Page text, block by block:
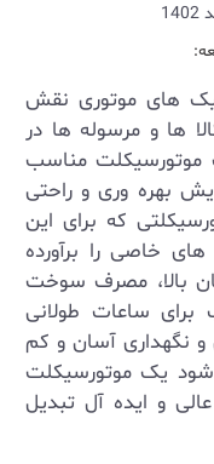
های موتوری نقش
ها و مرسوله ها در
موتورسیکلت مناسب
بهره‌ وری و راحتی
که برای این
خاصی را برآورده
بالا، مصرف سوخت
برای ساعات طولانی
نگهداری آسان و کم
یک موتورسیکلت
و ایده آل تبدیل